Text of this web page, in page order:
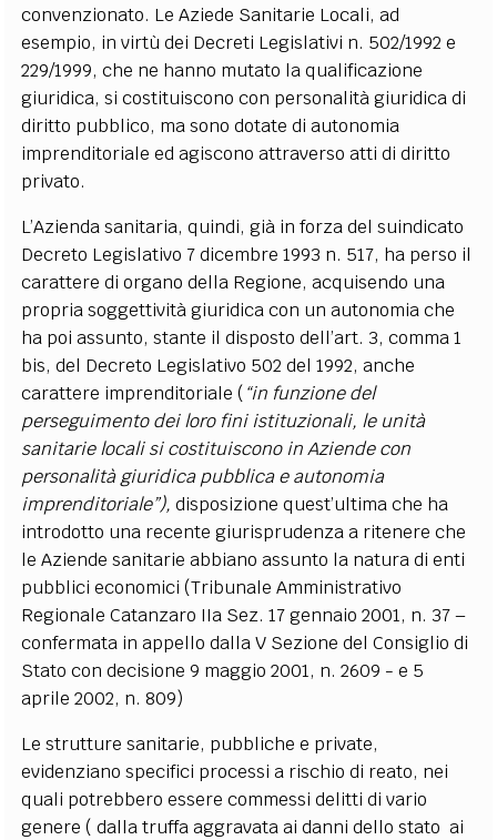
convenzionato. Le Aziede Sanitarie Locali, ad
esempio, in virtù dei Decreti Legislativi n. 502/1992 e
229/1999, che ne hanno mutato la qualificazione
giuridica, si costituiscono con personalità giuridica di
diritto pubblico, ma sono dotate di autonomia
imprenditoriale ed agiscono attraverso atti di diritto
privato.
L’Azienda sanitaria, quindi, già in forza del suindicato
Decreto Legislativo 7 dicembre 1993 n. 517, ha perso il
carattere di organo della Regione, acquisendo una
propria soggettività giuridica con un autonomia che
ha poi assunto, stante il disposto dell’art. 3, comma 1
bis, del Decreto Legislativo 502 del 1992, anche
carattere imprenditoriale (“in funzione del
perseguimento dei loro fini istituzionali, le unità
sanitarie locali si costituiscono in Aziende con
personalità giuridica pubblica e autonomia
imprenditoriale”), disposizione quest’ultima che ha
introdotto una recente giurisprudenza a ritenere che
le Aziende sanitarie abbiano assunto la natura di enti
pubblici economici (Tribunale Amministrativo
Regionale Catanzaro IIa Sez. 17 gennaio 2001, n. 37 –
confermata in appello dalla V Sezione del Consiglio di
Stato con decisione 9 maggio 2001, n. 2609 - e 5
aprile 2002, n. 809)
Le strutture sanitarie, pubbliche e private,
evidenziano specifici processi a rischio di reato, nei
quali potrebbero essere commessi delitti di vario
genere ( dalla truffa aggravata ai danni dello stato ai